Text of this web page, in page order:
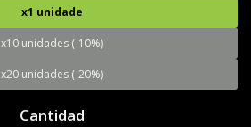
x1 unidade
x10 unidades (-10%)
x20 unidades (-20%)
Cantidad